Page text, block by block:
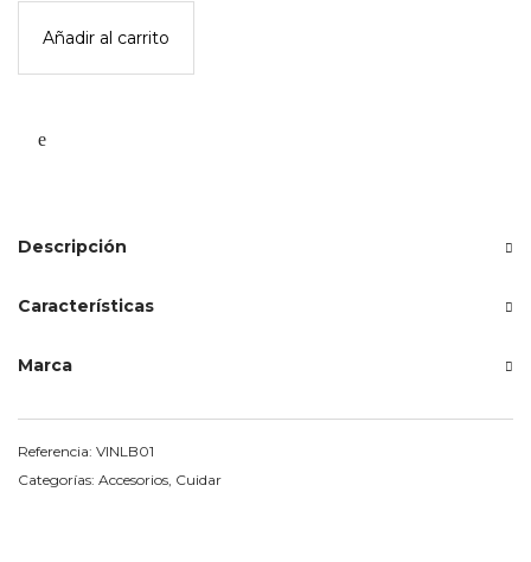
inuwet
Añadir al carrito
Descripción
Características
Marca
Referencia: VINLB01
Categorías: Accesorios Cuidar